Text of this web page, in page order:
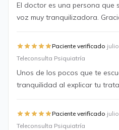
El doctor es una persona que
voz muy tranquilizadora.
Paciente verificado·
Teleconsulta Psiquiatría
Unos de los pocos que te
tranquilidad al explicar tu
Paciente verificado·
Teleconsulta Psiquiatría